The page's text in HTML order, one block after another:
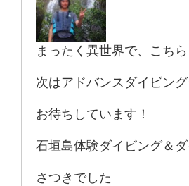
まったく異世界で、こち
次はアドバンスダイビン
お待ちしています！
石垣島体験ダイビング＆
さつきでした